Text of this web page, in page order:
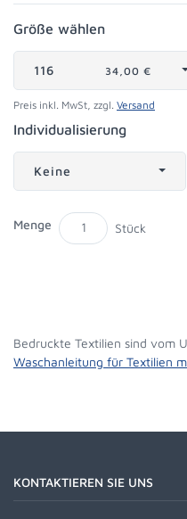
Größe wählen
116 34,00 €
Preis inkl. MwSt, zzgl. Versand
Individualisierung
Keine
Menge Stück
Bedruckte Textilien sind vom
Waschanleitung für Textilien
KONTAKTIEREN SIE UNS